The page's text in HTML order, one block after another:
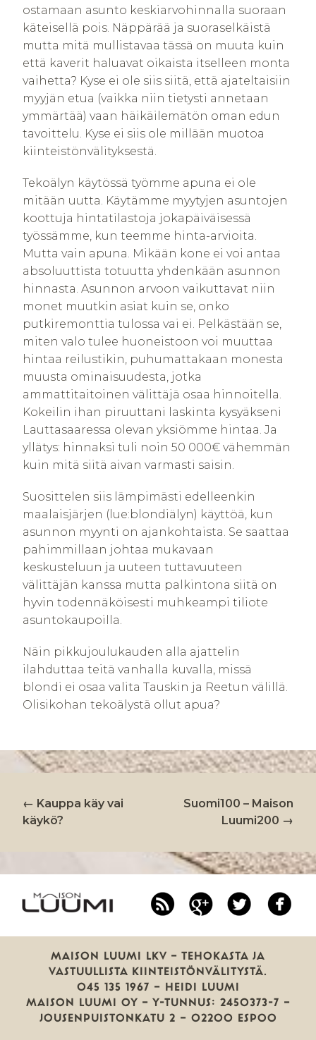
ostamaan asunto keskiarvohinnalla suoraan
käteisellä pois. Näppärää ja suoraselkäistä
mutta mitä mullistavaa tässä on muuta kuin
että kaverit haluavat oikaista itselleen monta
vaihetta? Kyse ei ole siis siitä, että ajateltaisiin
myyjän etua (vaikka niin tietysti annetaan
ymmärtää) vaan häikäilemätön oman edun
tavoittelu. Kyse ei siis ole millään muotoa
kiinteistönvälityksestä.
Tekoälyn käytössä työmme apuna ei ole
mitään uutta. Käytämme myytyjen asuntojen
koottuja hintatilastoja jokapäiväisessä
työssämme, kun teemme hinta-arvioita.
Mutta vain apuna. Mikään kone ei voi antaa
absoluuttista totuutta yhdenkään asunnon
hinnasta. Asunnon arvoon vaikuttavat niin
monet muutkin asiat kuin se, onko
putkiremonttia tulossa vai ei. Pelkästään se,
miten valo tulee huoneistoon voi muuttaa
hintaa reilustikin, puhumattakaan monesta
muusta ominaisuudesta, jotka
ammattitaitoinen välittäjä osaa hinnoitella.
Kokeilin ihan piruuttani laskinta kysyäkseni
Lauttasaaressa olevan yksiömme hintaa. Ja
yllätys: hinnaksi tuli noin 50 000€ vähemmän
kuin mitä siitä aivan varmasti saisin.
Suosittelen siis lämpimästi edelleenkin
maalaisjärjen (lue:blondiälyn) käyttöä, kun
asunnon myynti on ajankohtaista. Se saattaa
pahimmillaan johtaa mukavaan
keskusteluun ja uuteen tuttavuuteen
välittäjän kanssa mutta palkintona siitä on
hyvin todennäköisesti muhkeampi tiliote
asuntokaupoilla.
Näin pikkujoulukauden alla ajattelin
ilahduttaa teitä vanhalla kuvalla, missä
blondi ei osaa valita Tauskin ja Reetun välillä.
Olisikohan tekoälystä ollut apua?
ARTIKKELIEN
SELAUS
← Kauppa käy vai
käykö?
Suomi100 – Maison
Luumi200 →
RSS
Google
Plus
Twitter
MAISON LUUMI LKV — TEHOKASTA JA
VASTUULLISTA KIINTEISTÖNVÄLITYSTÄ.
045 135 1967 — HEIDI LUUMI
MAISON LUUMI OY — Y-TUNNUS: 2450373-7 —
JOUSENPUISTONKATU 2 — 02200 ESPOO